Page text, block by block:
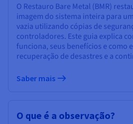
O Restauro Bare Metal (BMR)
imagem do sistema inteira para
vazia utilizando cópias de
controladores. Este guia explica
funciona, seus benefícios e como
recuperação de desastres e a
Saber mais
O que é a observação?